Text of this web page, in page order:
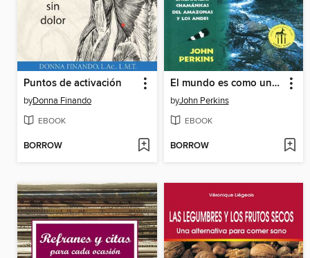
Puntos de activación
byDonna Finando
EBOOK
BORROW
El mundo es como uno lo sueña
byJohn Perkins
EBOOK
BORROW